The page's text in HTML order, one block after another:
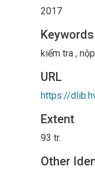
2017
Keywords
kiểm tra ,
URL
https://
Extent
93 tr.
Other